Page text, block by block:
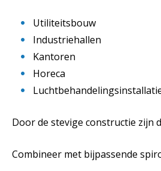
Utiliteitsbouw
Industriehallen
Kantoren
Horeca
Door de stevige constructie zijn
Combineer met bijpassende